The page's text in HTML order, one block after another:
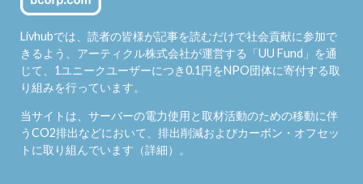
Livhubでは、読者の皆様が記事を読むだけで社会貢献に参加で
きるよう、アーティクル株式会社が運営する「UU Fund 」を通
じて、1ユニークユーザーにつき0.1円をNPO団体に寄付する取
り組みを行っています。
当サイトは、サーバーの電力使用と取材活動のための移動に伴
うCO2排出などにおいて、排出削減およびカーボン・オフセッ
トに取り組んでいます（詳細）。